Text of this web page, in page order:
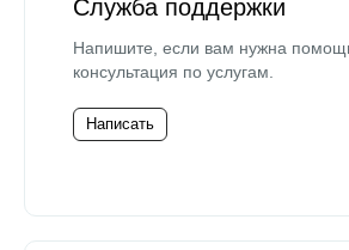
Служба поддержки
Напишите, если вам нужна
консультация по услугам.
Написать